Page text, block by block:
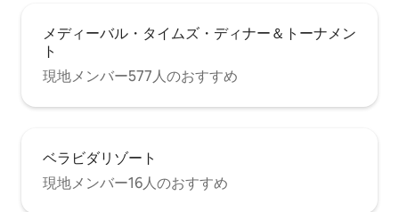
メディーバル・タイムズ・ディナー＆トーナメン
ト
現地メンバー577人のおすすめ
ベラビダリゾート
現地メンバー16人のおすすめ